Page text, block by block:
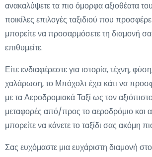
ανακαλύψετε τα πιο όμορφα αξιοθέατα
ποικίλες επιλογές ταξιδιού που
μπορείτε να προσαρμόσετε τη διαμονή
επιθυμείτε.
Είτε ενδιαφέρεστε για ιστορία, τέχνη,
χαλάρωση, το Μπόχολτ έχει κάτι να
με τα Αεροδρομιακά Ταξί ως τον
μεταφορές από/προς το αεροδρόμιο και
μπορείτε να κάνετε το ταξίδι σας ακόμη
Σας ευχόμαστε μια ευχάριστη διαμονή